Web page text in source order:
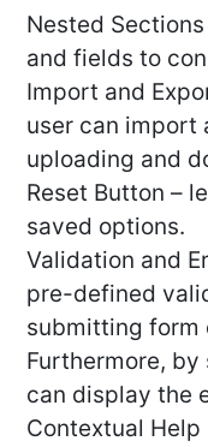
Nested
and fields to
Import and
user can import
uploading and
Reset Button –
saved options.
Validation and
pre-defined
submitting form
Furthermore,
can display the
Contextual Help